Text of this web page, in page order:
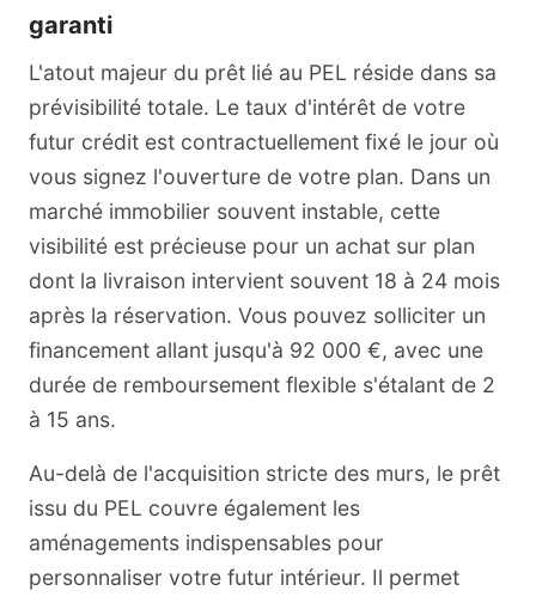
garanti
L'atout majeur du prêt lié au PEL réside dans sa
prévisibilité totale. Le taux d'intérêt de votre
futur crédit est contractuellement fixé le jour où
vous signez l'ouverture de votre plan. Dans un
marché immobilier souvent instable, cette
visibilité est précieuse pour un achat sur plan
dont la livraison intervient souvent 18 à 24 mois
après la réservation. Vous pouvez solliciter un
financement allant jusqu'à 92 000 €, avec une
durée de remboursement flexible s'étalant de 2
à 15 ans.
Au-delà de l'acquisition stricte des murs, le prêt
issu du PEL couvre également les
aménagements indispensables pour
personnaliser votre futur intérieur. Il permet